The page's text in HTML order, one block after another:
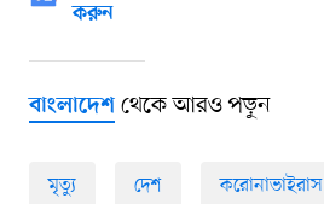
করুন
বাংলাদেশথেকে আরও পড়ুন
মৃত্যু দেশ করোনাভাইরাস